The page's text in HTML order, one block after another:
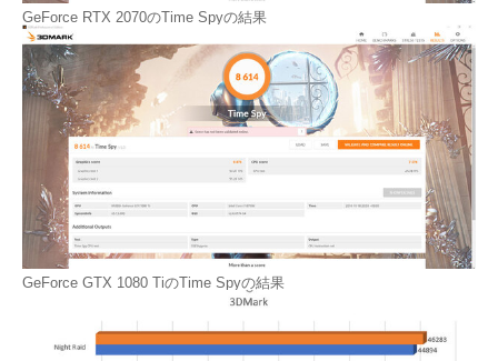
GeForce RTX 2070のTime Spyの結果
GeForce GTX 1080 TiのTime Spyの結果